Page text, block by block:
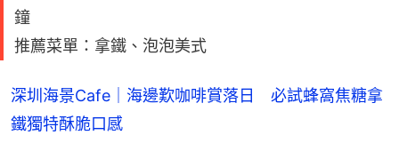
鐘
推薦菜單：拿鐵、泡泡美式
深圳海景Cafe｜海邊歎咖啡賞落日 必試蜂窩焦糖拿
鐵獨特酥脆口感